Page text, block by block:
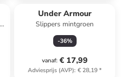
Under Armour
Slippers mintgroen
-36%
vanaf: € 17,99
Adviesprijs (AVP): € 28,19*